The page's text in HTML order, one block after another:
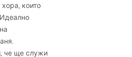
които
че ще служи